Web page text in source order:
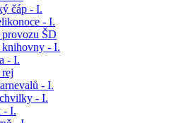
čáp - I.
- I.
provozu ŠD
knihovny - I.
- I.
- I.
- I.
- I.